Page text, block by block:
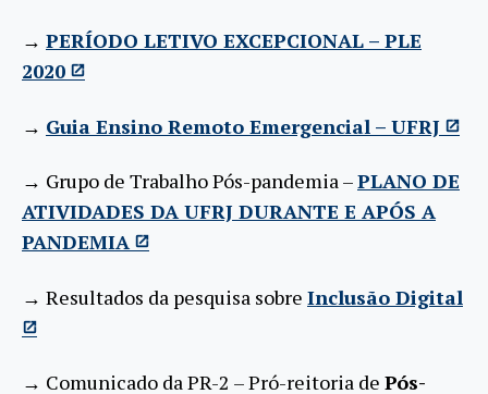
→ PERÍODO LETIVO EXCEPCIONAL – PLE
2020
→ Guia Ensino Remoto Emergencial – UFRJ
→ Grupo de Trabalho Pós-pandemia –PLANO DE
ATIVIDADES DA UFRJ DURANTE E APÓS A
PANDEMIA
→ Resultados da pesquisa sobre Inclusão Digital
→ Comunicado da PR-2 – Pró-reitoria de Pós-